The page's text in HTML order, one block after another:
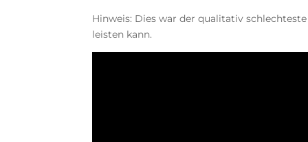
Hinweis: Dies war der qualitativ
leisten kann.